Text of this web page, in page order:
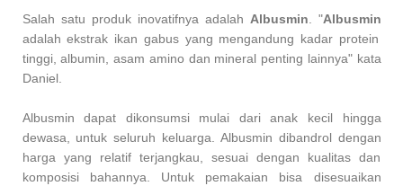
Salah satu produk inovatifnya adalah Albusmin "Albusmin
adalah ekstrak ikan gabus yang mengandung kadar protein
tinggi, albumin, asam amino dan mineral penting lainnya" kata
Daniel.
Albusmin dapat dikonsumsi mulai dari anak kecil hingga
dewasa, untuk seluruh keluarga. Albusmin dibandrol dengan
harga yang relatif terjangkau, sesuai dengan kualitas dan
komposisi bahannya. Untuk pemakaian bisa disesuaikan